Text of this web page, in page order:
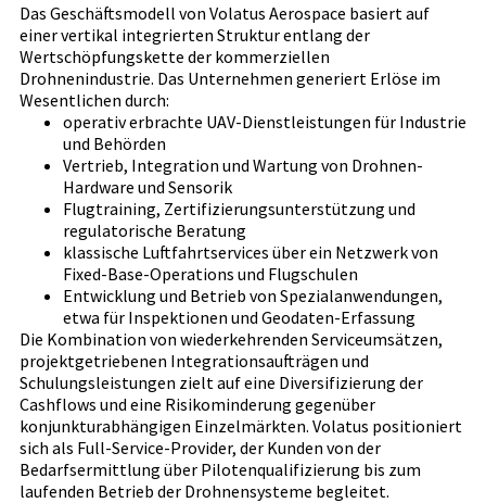
Das Geschäftsmodell von Volatus Aerospace basiert auf
einer vertikal integrierten Struktur entlang der
Wertschöpfungskette der kommerziellen
Drohnenindustrie. Das Unternehmen generiert Erlöse im
Wesentlichen durch:
operativ erbrachte UAV-Dienstleistungen für Industrie
und Behörden
Vertrieb, Integration und Wartung von Drohnen-
Hardware und Sensorik
Flugtraining, Zertifizierungsunterstützung und
regulatorische Beratung
klassische Luftfahrtservices über ein Netzwerk von
Fixed-Base-Operations und Flugschulen
Entwicklung und Betrieb von Spezialanwendungen,
etwa für Inspektionen und Geodaten-Erfassung
Die Kombination von wiederkehrenden Serviceumsätzen,
projektgetriebenen Integrationsaufträgen und
Schulungsleistungen zielt auf eine Diversifizierung der
Cashflows und eine Risikominderung gegenüber
konjunkturabhängigen Einzelmärkten. Volatus positioniert
sich als Full-Service-Provider, der Kunden von der
Bedarfsermittlung über Pilotenqualifizierung bis zum
laufenden Betrieb der Drohnensysteme begleitet.